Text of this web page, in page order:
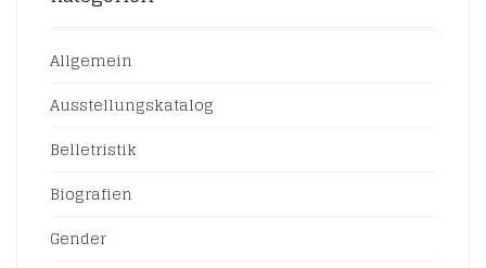
Allgemein
Ausstellungskatalog
Belletristik
Biografien
Gender